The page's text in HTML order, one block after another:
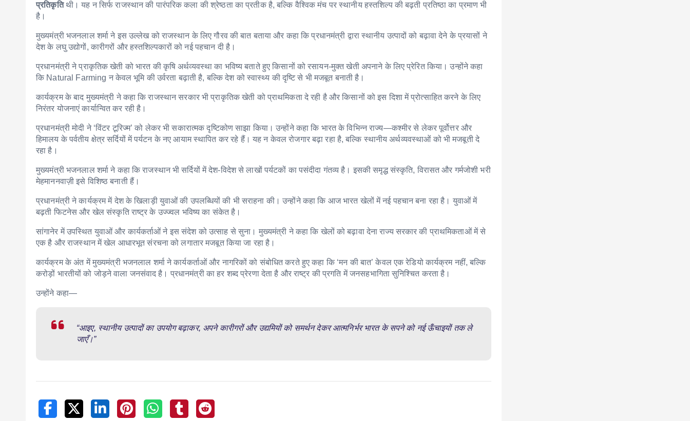
प्रतिकृतिथी। यह न सिर्फ राजस्थान की पारंपरिक कला की श्रेष्ठता का प्रतीक है, बल्कि वैश्विक मंच पर स्थानीय हस्तशिल्प की बढ़ती प्रतिष्ठा का प्रमाण भी
है।
मुख्यमंत्री भजनलाल शर्मा ने इस उल्लेख को राजस्थान के लिए गौरव की बात बताया और कहा कि प्रधानमंत्री द्वारा स्थानीय उत्पादों को बढ़ावा देने के प्रयासों ने
देश के लघु उद्योगों, कारीगरों और हस्तशिल्पकारों को नई पहचान दी है।
प्रधानमंत्री ने प्राकृतिक खेती को भारत की कृषि अर्थव्यवस्था का भविष्य बताते हुए किसानों को रसायन-मुक्त खेती अपनाने के लिए प्रेरित किया। उन्होंने कहा
कि Natural Farming न केवल भूमि की उर्वरता बढ़ाती है, बल्कि देश को स्वास्थ्य की दृष्टि से भी मजबूत बनाती है।
कार्यक्रम के बाद मुख्यमंत्री ने कहा कि राजस्थान सरकार भी प्राकृतिक खेती को प्राथमिकता दे रही है और किसानों को इस दिशा में प्रोत्साहित करने के लिए
निरंतर योजनाएं कार्यान्वित कर रही है।
प्रधानमंत्री मोदी ने ‘विंटर टूरिज्म’ को लेकर भी सकारात्मक दृष्टिकोण साझा किया। उन्होंने कहा कि भारत के विभिन्न राज्य—कश्मीर से लेकर पूर्वोत्तर और
हिमालय के पर्वतीय क्षेत्र सर्दियों में पर्यटन के नए आयाम स्थापित कर रहे हैं। यह न केवल रोजगार बढ़ा रहा है, बल्कि स्थानीय अर्थव्यवस्थाओं को भी मजबूती दे
रहा है।
मुख्यमंत्री भजनलाल शर्मा ने कहा कि राजस्थान भी सर्दियों में देश-विदेश से लाखों पर्यटकों का पसंदीदा गंतव्य है। इसकी समृद्ध संस्कृति, विरासत और गर्मजोशी भरी
मेहमाननवाज़ी इसे विशिष्ठ बनाती हैं।
प्रधानमंत्री ने कार्यक्रम में देश के खिलाड़ी युवाओं की उपलब्धियों की भी सराहना की। उन्होंने कहा कि आज भारत खेलों में नई पहचान बना रहा है। युवाओं में
बढ़ती फिटनेस और खेल संस्कृति राष्ट्र के उज्ज्वल भविष्य का संकेत है।
सांगानेर में उपस्थित युवाओं और कार्यकर्ताओं ने इस संदेश को उत्साह से सुना। मुख्यमंत्री ने कहा कि खेलों को बढ़ावा देना राज्य सरकार की प्राथमिकताओं में से
एक है और राजस्थान में खेल आधारभूत संरचना को लगातार मजबूत किया जा रहा है।
कार्यक्रम के अंत में मुख्यमंत्री भजनलाल शर्मा ने कार्यकर्ताओं और नागरिकों को संबोधित करते हुए कहा कि ‘मन की बात’ केवल एक रेडियो कार्यक्रम नहीं, बल्कि
करोड़ों भारतीयों को जोड़ने वाला जनसंवाद है। प्रधानमंत्री का हर शब्द प्रेरणा देता है और राष्ट्र की प्रगति में जनसहभागिता सुनिश्चित करता है।
उन्होंने कहा—
“आइए, स्थानीय उत्पादों का उपयोग बढ़ाकर, अपने कारीगरों और उद्यमियों को समर्थन देकर आत्मनिर्भर भारत के सपने को नई ऊँचाइयों तक ले
जाएँ।”